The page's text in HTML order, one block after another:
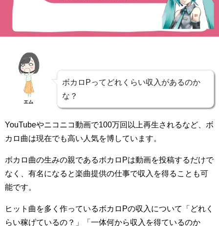
エム
ボカロPってどれくらい収入があるのか
な？
YouTubeやニコニコ動画で100万回以上再生されるなど、ボ
カロ曲は現在でも高い人気を博しています。
ボカロ曲の生みの親であるボカロPは動画を投稿するだけで
なく、有名になると楽曲提供の仕事で収入を得ることも可
能です。
ヒット曲を多く作っているボカロPの収入について「どれく
らい稼げているの？」「一体何から収入を得ているのか